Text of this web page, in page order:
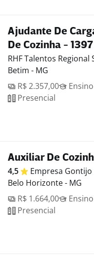
Ajudante De
De Cozinha - 1397
RHF Talentos Regional
Betim - MG
R$ 2.357,00
Presencial
Auxiliar De
4,5 Empresa
Belo Horizonte - MG
R$ 1.664,00
Presencial